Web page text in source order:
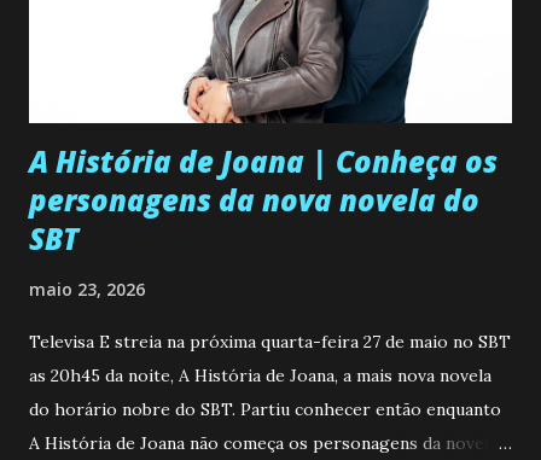
A História de Joana | Conheça os
personagens da nova novela do
SBT
maio 23, 2026
Televisa E streia na próxima quarta-feira 27 de maio no SBT
as 20h45 da noite, A História de Joana, a mais nova novela
do horário nobre do SBT. Partiu conhecer então enquanto
A História de Joana não começa os personagens da novela?